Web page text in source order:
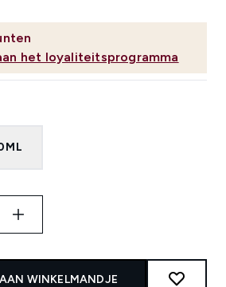
het loyaliteitsprogramma
WINKELMANDJE